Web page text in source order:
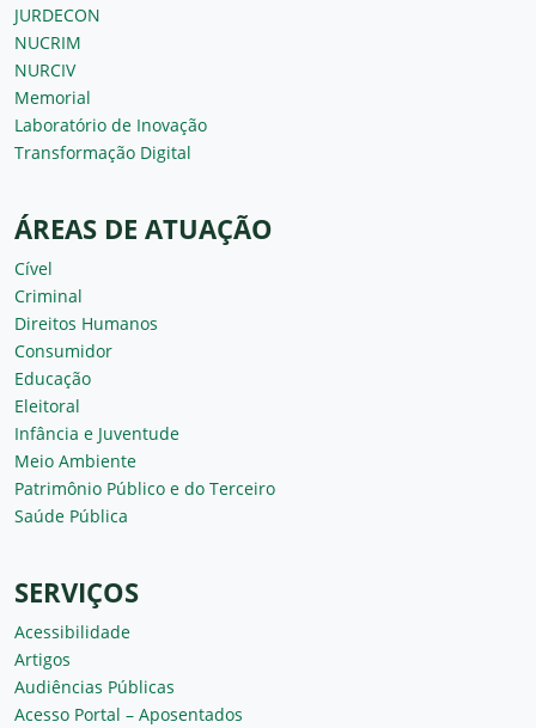
JURDECON
NUCRIM
NURCIV
Memorial
Laboratório de Inovação
Transformação Digital
ÁREAS DE ATUAÇÃO
Cível
Criminal
Direitos Humanos
Consumidor
Educação
Eleitoral
Infância e Juventude
Meio Ambiente
Patrimônio Público e do Terceiro
Saúde Pública
SERVIÇOS
Acessibilidade
Artigos
Audiências Públicas
Acesso Portal – Aposentados